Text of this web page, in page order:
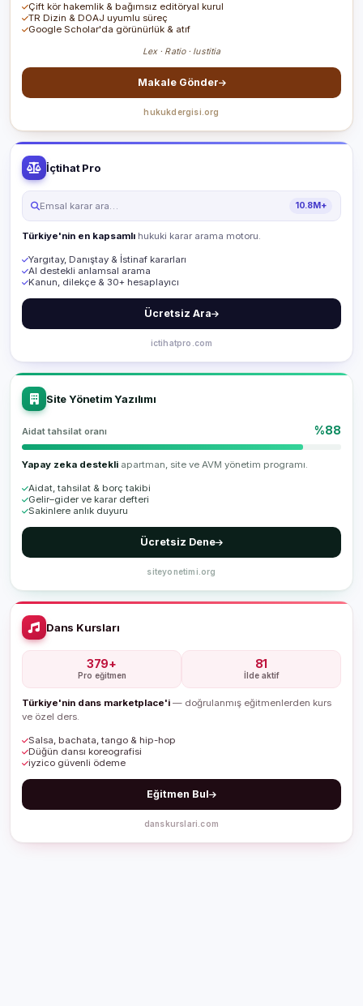
Çift kör hakemlik & bağımsız editöryal kurul
TR Dizin & DOAJ uyumlu süreç
Google Scholar'da görünürlük & atıf
Lex · Ratio · Iustitia
Makale Gönder
hukukdergisi.org
İçtihat Pro
Emsal karar ara… 10.8M+
Türkiye'nin en kapsamlı hukuki karar arama motoru.
Yargıtay, Danıştay & İstinaf kararları
AI destekli anlamsal arama
Kanun, dilekçe & 30+ hesaplayıcı
Ücretsiz Ara
ictihatpro.com
Site Yönetim Yazılımı
Aidat tahsilat oranı %88
Yapay zeka destekli apartman, site ve AVM yönetim programı.
Aidat, tahsilat & borç takibi
Gelir–gider ve karar defteri
Sakinlere anlık duyuru
Ücretsiz Dene
siteyonetimi.org
Dans Kursları
379+
Pro eğitmen
81
İlde aktif
Türkiye'nin dans marketplace'i — doğrulanmış eğitmenlerden kurs
ve özel ders.
Salsa, bachata, tango & hip-hop
Düğün dansı koreografisi
iyzico güvenli ödeme
Eğitmen Bul
danskurslari.com